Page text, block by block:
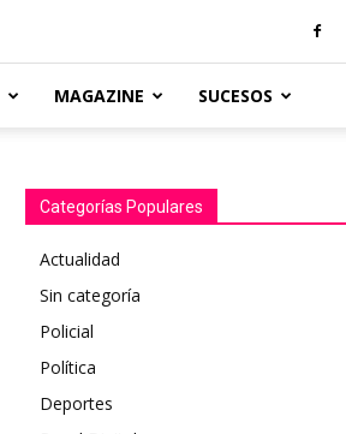
MAGAZINE SUCESOS
Categorías Populares
Actualidad
Sin categoría
Policial
Política
Deportes